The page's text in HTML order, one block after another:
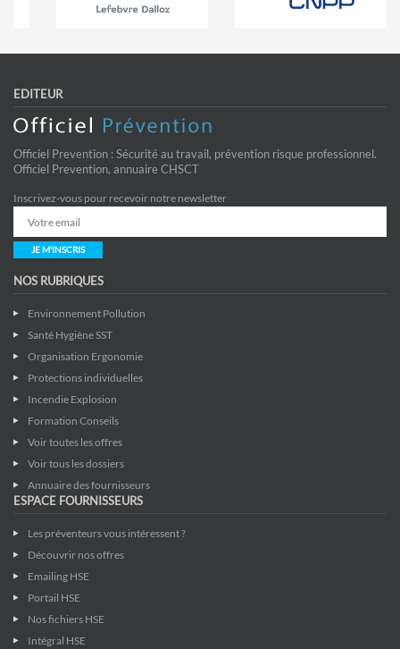
EDITEUR
Officiel Prevention : Sécurité au travail, prévention risque professionnel.
Officiel Prevention, annuaire CHSCT
Inscrivez-vous pour recevoir notre newsletter
JE M'INSCRIS
NOS RUBRIQUES
Environnement Pollution
Santé Hygiène SST
Organisation Ergonomie
Protections individuelles
Incendie Explosion
Formation Conseils
Voir toutes les offres
Voir tous les dossiers
Annuaire des fournisseurs
ESPACE FOURNISSEURS
Les préventeurs vous intéressent ?
Découvrir nos offres
Emailing HSE
Portail HSE
Nos fichiers HSE
Intégral HSE